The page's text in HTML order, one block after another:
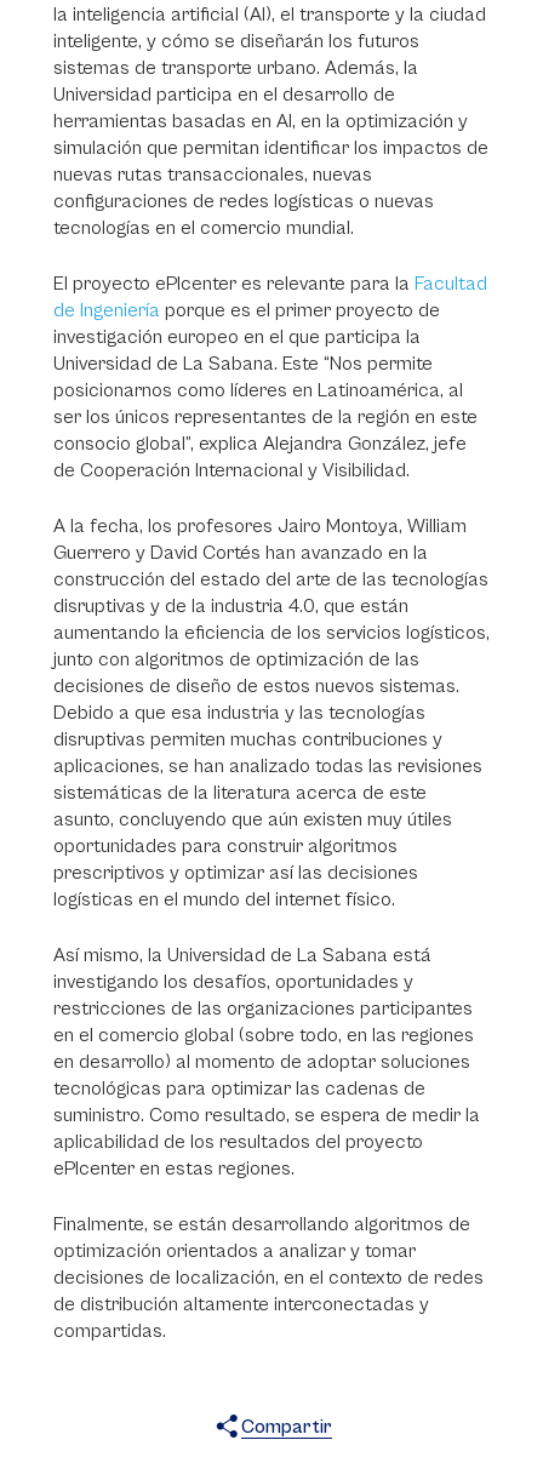
la inteligencia artificial (AI), el transporte y la ciudad
inteligente, y cómo se diseñarán los futuros
sistemas de transporte urbano. Además, la
Universidad participa en el desarrollo de
herramientas basadas en AI, en la optimización y
simulación que permitan identificar los impactos de
nuevas rutas transaccionales, nuevas
configuraciones de redes logísticas o nuevas
tecnologías en el comercio mundial.
El proyecto ePIcenter es relevante para la Facultad
de Ingeniería porque es el primer proyecto de
investigación europeo en el que participa la
Universidad de La Sabana. Este “Nos permite
posicionarnos como líderes en Latinoamérica, al
ser los únicos representantes de la región en este
consocio global”, explica Alejandra González, jefe
de Cooperación Internacional y Visibilidad.
A la fecha, los profesores Jairo Montoya, William
Guerrero y David Cortés han avanzado en la
construcción del estado del arte de las tecnologías
disruptivas y de la industria 4.0, que están
aumentando la eficiencia de los servicios logísticos,
junto con algoritmos de optimización de las
decisiones de diseño de estos nuevos sistemas.
Debido a que esa industria y las tecnologías
disruptivas permiten muchas contribuciones y
aplicaciones, se han analizado todas las revisiones
sistemáticas de la literatura acerca de este
asunto, concluyendo que aún existen muy útiles
oportunidades para construir algoritmos
prescriptivos y optimizar así las decisiones
logísticas en el mundo del internet físico.
Así mismo, la Universidad de La Sabana está
investigando los desafíos, oportunidades y
restricciones de las organizaciones participantes
en el comercio global (sobre todo, en las regiones
en desarrollo) al momento de adoptar soluciones
tecnológicas para optimizar las cadenas de
suministro. Como resultado, se espera de medir la
aplicabilidad de los resultados del proyecto
ePIcenter en estas regiones.
Finalmente, se están desarrollando algoritmos de
optimización orientados a analizar y tomar
decisiones de localización, en el contexto de redes
de distribución altamente interconectadas y
compartidas.
Compartir